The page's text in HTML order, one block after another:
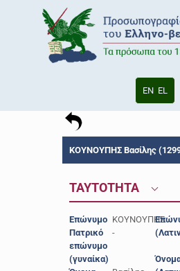
EN EL
ΚΟΥΝΟΥΠΗΣ Βασίλης
ΤΑΥΤΟΤΗΤΑ
Επώνυμο ΚΟΥΝΟΥΠΗΣ
Πατρικό
επώνυμο
(γυναίκα)
-